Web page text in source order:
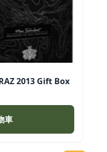
2013 Gift Box
。
車